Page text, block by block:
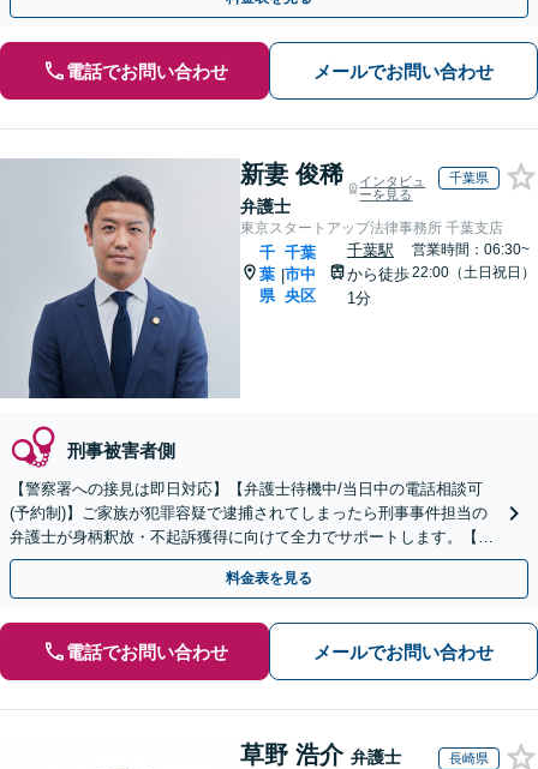
電話でお問い合わせ メールでお問い合わせ
新妻 俊稀
弁護士
インタビュ
ーを見る
千葉県
東京スタートアップ法律事務所 千葉支店
千
葉
県
|
千葉
市中
央区
千葉駅
から徒歩
1分
営業時間：06:30~
22:00（土日祝日）
刑事被害者側
【警察署への接見は即日対応】【弁護士待機中/当日中の電話相談可
(予約制)】ご家族が犯罪容疑で逮捕されてしまったら刑事事件担当の
弁護士が身柄釈放・不起訴獲得に向けて全力でサポートします。【毎
月100名以上の相談実績】【千葉県対応】
料金表を見る
電話でお問い合わせ メールでお問い合わせ
草野 浩介 弁護士 長崎県